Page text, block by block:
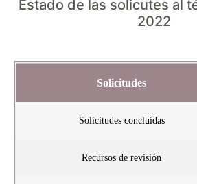
Estado de las solicutes al
2022
Solicitudes
Solicitudes concluídas
Recursos de revisión